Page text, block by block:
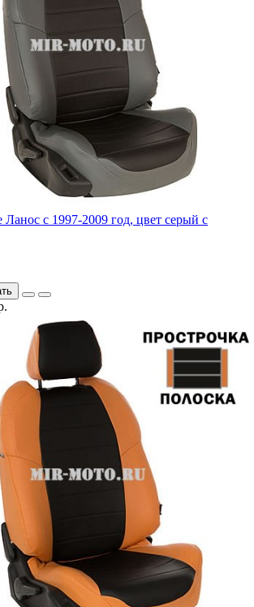
с 1997-2009 год, цвет серый с